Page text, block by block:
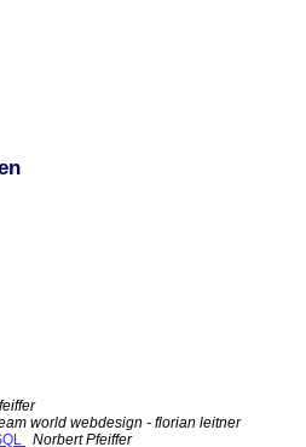
world webdesign - florian leitner
Norbert Pfeiffer